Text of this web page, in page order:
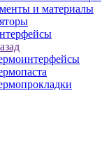
и материалы